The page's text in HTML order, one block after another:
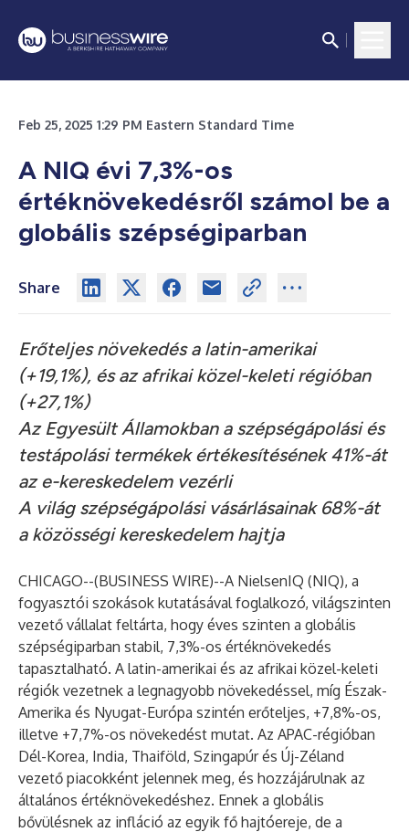
Feb 25, 2025 1:29 PM Eastern Standard Time
A NIQ évi 7,3%-os
értéknövekedésről számol be a
globális szépségiparban
Share
Erőteljes növekedés a latin-amerikai
(+19,1%), és az afrikai közel-keleti régióban
(+27,1%)
Az Egyesült Államokban a szépségápolási és
testápolási termékek értékesítésének 41%-át
az e-kereskedelem vezérli
A világ szépségápolási vásárlásainak 68%-át
a közösségi kereskedelem hajtja
CHICAGO--(BUSINESS WIRE)--A NielsenIQ (NIQ), a
fogyasztói szokások kutatásával foglalkozó, világszinten
vezető vállalat feltárta, hogy éves szinten a globális
szépségiparban stabil, 7,3%-os értéknövekedés
tapasztalható. A latin-amerikai és az afrikai közel-keleti
régiók vezetnek a legnagyobb növekedéssel, míg Észak-
Amerika és Nyugat-Európa szintén erőteljes, +7,8%-os,
illetve +7,7%-os növekedést mutat. Az APAC-régióban
Dél-Korea, India, Thaiföld, Szingapúr és Új-Zéland
vezető piacokként jelennek meg, és hozzájárulnak az
általános értéknövekedéshez. Ennek a globális
bővülésnek az infláció az egyik fő hajtóereje, de a